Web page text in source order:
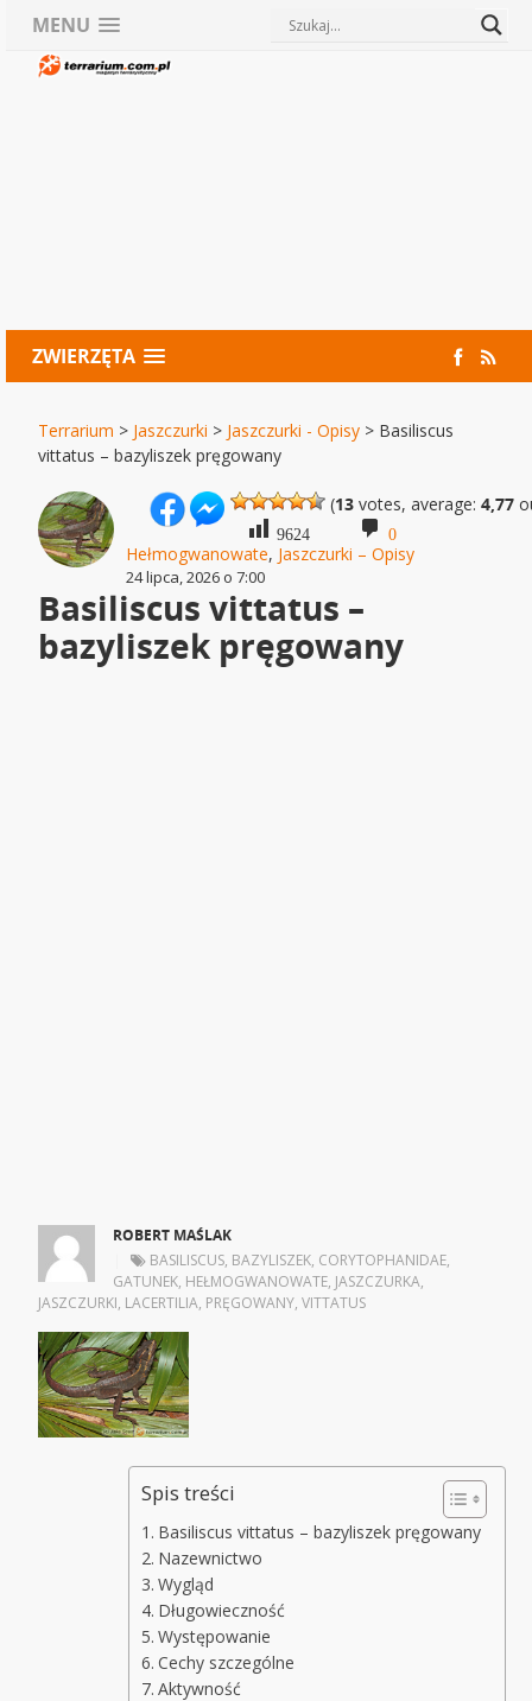
MENU
ZWIERZĘTA
Terrarium > Jaszczurki > Jaszczurki - Opisy > Basiliscus
vittatus – bazyliszek pręgowany
(13 votes, average:4,77
9624 0
Hełmogwanowate, Jaszczurki – Opisy
24 lipca, 2026 o 7:00
Basiliscus vittatus –
bazyliszek pręgowany
ROBERT MAŚLAK
BASILISCUS, BAZYLISZEK, CORYTOPHANIDAE,
GATUNEK, HEŁMOGWANOWATE, JASZCZURKA,
JASZCZURKI, LACERTILIA, PRĘGOWANY,VITTATUS
Spis treści
Basiliscus vittatus – bazyliszek pręgowany
Nazewnictwo
Wygląd
Długowieczność
Występowanie
Cechy szczególne
Aktywność